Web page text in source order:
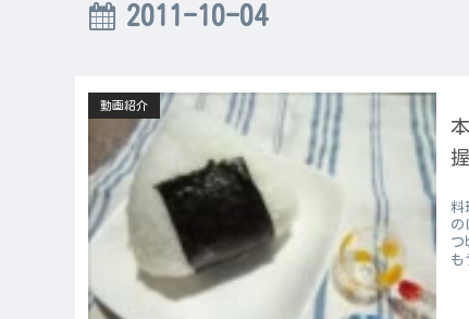
2011-10-04
動画紹介
料
の
つ
も